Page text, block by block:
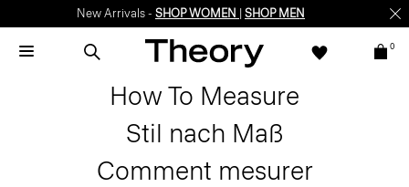
New Arrivals - SHOP WOMEN SHOP MEN
0
How To Measure
Stil nach Maß
Comment mesurer